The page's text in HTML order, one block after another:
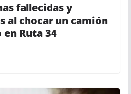
fallecidas y
al chocar un camión
Ruta 34